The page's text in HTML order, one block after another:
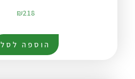
₪218
הוספה לסל